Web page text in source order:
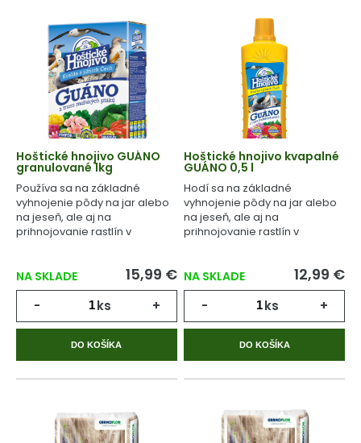
Hoštické hnojivo GUÁNO
granulované 1kg
Používa sa na základné
vyhnojenie pôdy na jar alebo
na jeseň, ale aj na
prihnojovanie rastlín v
NA SKLADE 15,99 €
- ks +
DO KOŠÍKA
Hoštické hnojivo kvapalné
GUÁNO 0,5 l
Hodí sa na základné
vyhnojenie pôdy na jar alebo
na jeseň, ale aj na
prihnojovanie rastlín v
NA SKLADE 12,99 €
- ks +
DO KOŠÍKA